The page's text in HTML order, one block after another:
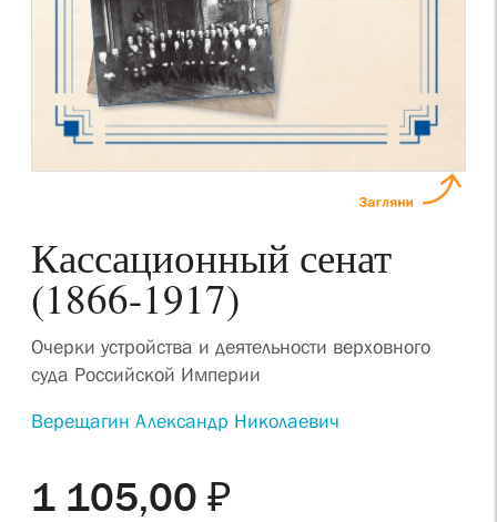
Кассационный сенат
(1866-1917)
Очерки устройства и деятельности верховного
суда Российской Империи
Верещагин Александр Николаевич
1 105,00 ₽